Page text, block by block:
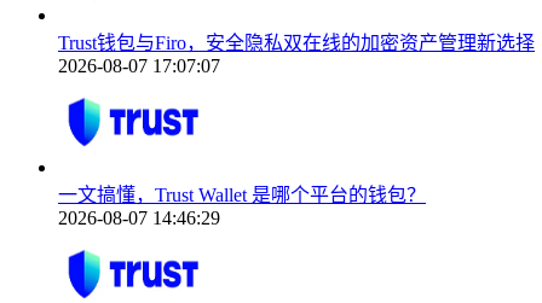
Trust钱包与Firo，安全隐私双在线的加密资产管理新选择
2026-08-07 17:07:07
一文搞懂，Trust Wallet 是哪个平台的钱包？
2026-08-07 14:46:29